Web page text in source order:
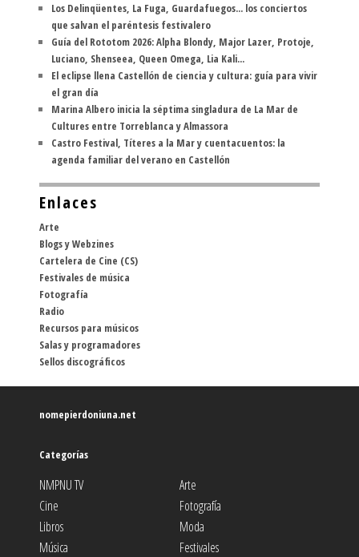
Los Delinqüentes, La Fuga, Guardafuegos... los conciertos
que salvan el paréntesis festivalero
Guía del Rototom 2026: Alpha Blondy, Major Lazer, Protoje,
Luciano, Shenseea, Queen Omega, Lia Kali...
El eclipse llena Castellón de ciencia y cultura: guía para vivir
el gran día
Marina Albero inicia la séptima singladura de La Mar de
Cultures entre Torreblanca y Almassora
Castro Festival, Títeres a la Mar y cuentacuentos: la
agenda familiar del verano en Castellón
Enlaces
Arte
Blogs y Webzines
Cartelera de Cine (CS)
Festivales de música
Fotografía
Radio
Recursos para músicos
Salas y programadores
Sellos discográficos
nomepierdoniuna.net
Categorías
NMPNU TV
Arte
Cine
Fotografía
Libros
Moda
Música
Festivales